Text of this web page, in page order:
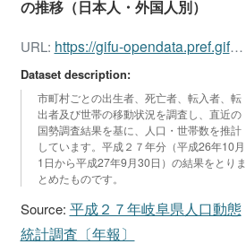
の推移（日本人・外国人別）
URL: https://gifu-opendata.pref.gifu.lg.jp/dataset/3981a24d-0d68-42d5-9296-f57fd5a7b129/resource/aba0c0af-f35f-4760-b640-7ad4c00160cf/download/jinko2015-6.xlsx
Dataset description:
市町村ごとの出生者、死亡者、転入者、転
出者及び世帯の移動状況を調査し、直近の
国勢調査結果を基に、人口・世帯数を推計
しています。平成２７年分（平成26年10月
1日から平成27年9月30日）の結果をとりま
とめたものです。
Source: 平成２７年岐阜県人口動態
統計調査〔年報〕